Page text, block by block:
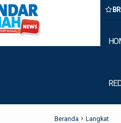
Geng Motor di Marelan
Beranda Langkat